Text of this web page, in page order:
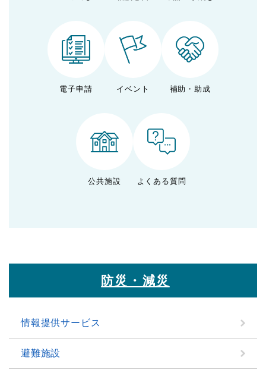
電子申請 イベント 補助・助成
公共施設 よくある質問
防災・減災
情報提供サービス
避難施設